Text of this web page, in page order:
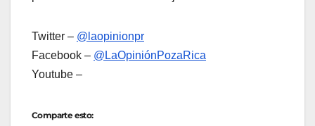
Twitter – @laopinionpr
Facebook – @LaOpiniónPozaRica
Youtube –
Comparte esto: